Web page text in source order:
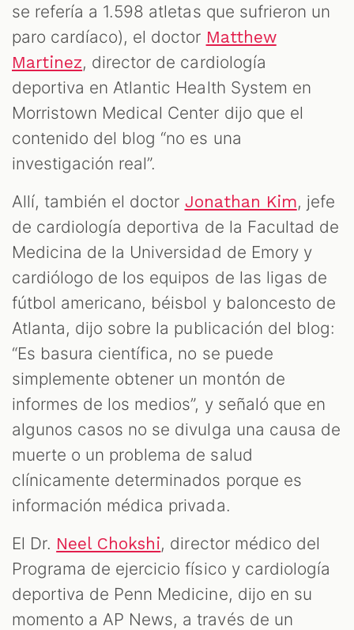
se refería a 1.598 atletas que sufrieron un
paro cardíaco), el doctor Matthew
Martinez, director de cardiología
deportiva en Atlantic Health System en
Morristown Medical Center dijo que el
contenido del blog “no es una
investigación real”.
Allí, también el doctor Jonathan Kim, jefe
de cardiología deportiva de la Facultad de
Medicina de la Universidad de Emory y
cardiólogo de los equipos de las ligas de
fútbol americano, béisbol y baloncesto de
Atlanta, dijo sobre la publicación del blog:
“Es basura científica, no se puede
simplemente obtener un montón de
informes de los medios”, y señaló que en
algunos casos no se divulga una causa de
muerte o un problema de salud
clínicamente determinados porque es
información médica privada.
El Dr. Neel Chokshi, director médico del
Programa de ejercicio físico y cardiología
deportiva de Penn Medicine, dijo en su
momento a AP News, a través de un